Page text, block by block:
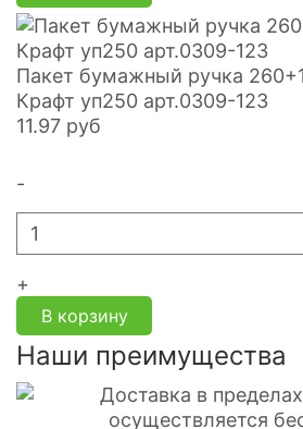
Пакет бумажный ручка
Крафт уп250 арт.0309-123
11.97 руб
-
+
В корзину
Наши преимущества